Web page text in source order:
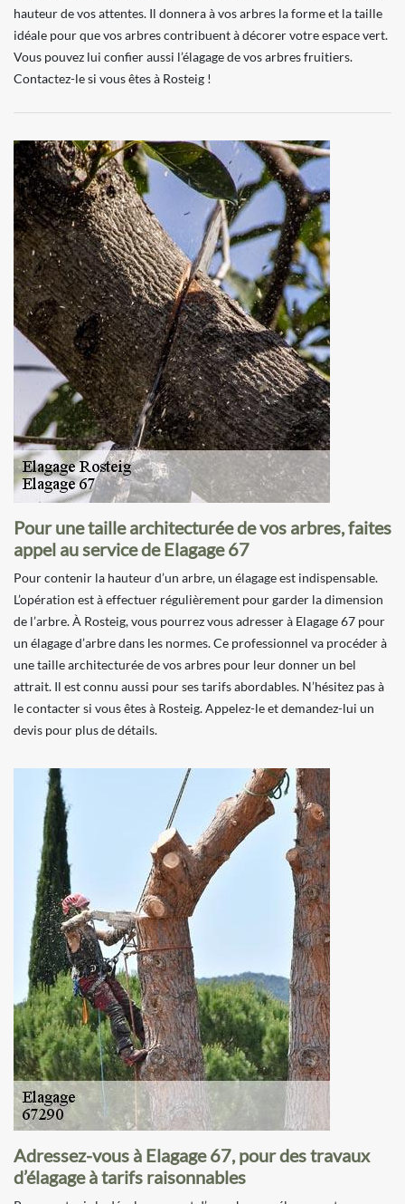
hauteur de vos attentes. Il donnera à vos arbres la forme et la taille
idéale pour que vos arbres contribuent à décorer votre espace vert.
Vous pouvez lui confier aussi l’élagage de vos arbres fruitiers.
Contactez-le si vous êtes à Rosteig !
Pour une taille architecturée de vos arbres, faites
appel au service de Elagage 67
Pour contenir la hauteur d’un arbre, un élagage est indispensable.
L’opération est à effectuer régulièrement pour garder la dimension
de l’arbre. À Rosteig, vous pourrez vous adresser à Elagage 67 pour
un élagage d’arbre dans les normes. Ce professionnel va procéder à
une taille architecturée de vos arbres pour leur donner un bel
attrait. Il est connu aussi pour ses tarifs abordables. N’hésitez pas à
le contacter si vous êtes à Rosteig. Appelez-le et demandez-lui un
devis pour plus de détails.
Adressez-vous à Elagage 67, pour des travaux
d’élagage à tarifs raisonnables